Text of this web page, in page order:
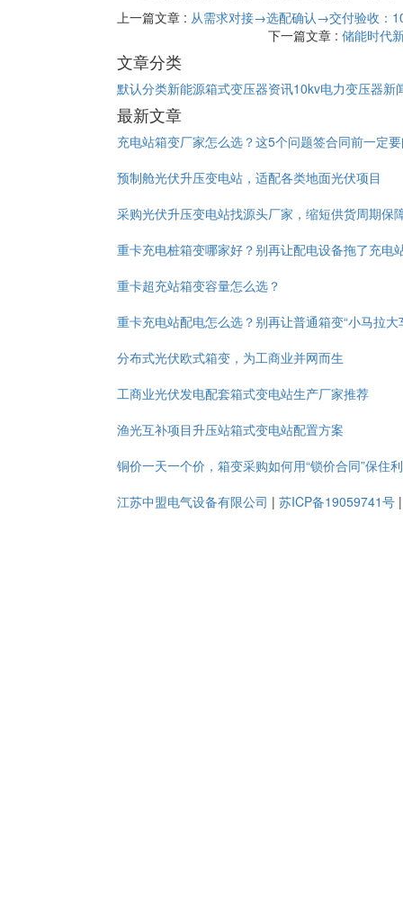
上一篇文章 : 从需求对接→选配确认→交付验收：
下一篇文章 : 储能时代
文章分类
默认分类新能源箱式变压器资讯10kv电力变压器新
最新文章
充电站箱变厂家怎么选？这5个问题签合同前一定
预制舱光伏升压变电站，适配各类地面光伏项目
采购光伏升压变电站找源头厂家，缩短供货周期保
重卡充电桩箱变哪家好？别再让配电设备拖了充电
重卡超充站箱变容量怎么选？
重卡充电站配电怎么选？别再让普通箱变“小马拉大
分布式光伏欧式箱变，为工商业并网而生
工商业光伏发电配套箱式变电站生产厂家推荐
渔光互补项目升压站箱式变电站配置方案
铜价一天一个价，箱变采购如何用“锁价合同”保住
江苏中盟电气设备有限公司 | 苏ICP备19059741号